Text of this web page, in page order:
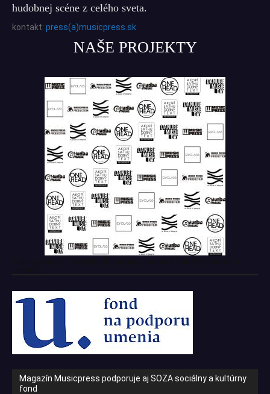
hudobnej scéne z celého sveta.
kontakt: press(a)musicpress.sk
NAŠE PROJEKTY
Magazín Musicpress podporuje aj SOZA sociálny a kultúrny
fond